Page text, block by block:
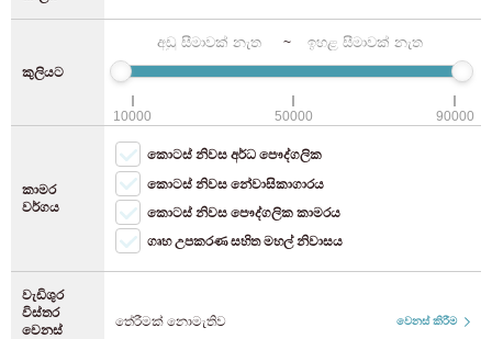
කුලියට
~
10000 50000 90000
කාමර
වර්ගය
කොටස් නිවස අර්ධ පෞද්ගලික
කොටස් නිවස නේවාසිකාගාරය
කොටස් නිවස පෞද්ගලික කාමරය
ගෘහ උපකරණ සහිත මහල් නිවාසය
වැඩිශුර
විස්තර
වෙනස්
තේරීමක් නොමැතිව වෙනස් කිරීම
JR කීයෝ රේඛාව (8)
JR යොකොහාමා රේඛාව (28)
JR නම්බු රේඛාව (40)
JR Yokosuka රේඛාව (12)
JR Tohoku ප්රධාන මාර්ගය (4)
ජේආර් ටකාසාකි රේඛාව
ෆුකුඕකා
බයිසිකල් නැවැත්වීම (බයිසිකලය)
බයිසිකල් ගාල් කිරීම (moped)